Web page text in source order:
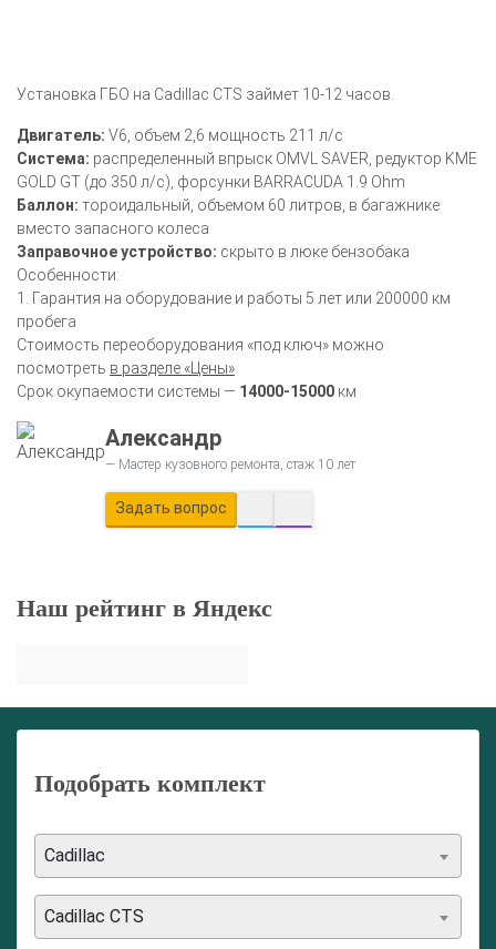
Установка ГБО на Cadillac CTS займет 10-12 часов.
Двигатель: V6, объем 2,6 мощность 211 л/с
Система: распределенный впрыск OMVL SAVER, редуктор KME
GOLD GT (до 350 л/с), форсунки BARRACUDA 1.9 Ohm
Баллон: тороидальный, объемом 60 литров, в багажнике
вместо запасного колеса
Заправочное устройство: скрыто в люке бензобака
Особенности:
1. Гарантия на оборудование и работы 5 лет или 200000 км
пробега
Стоимость переоборудования «под ключ» можно
посмотреть в разделе «Цены»
Срок окупаемости системы — 14000-15000 км
Александр
Мастер кузовного ремонта, стаж 10 лет
Задать вопрос
Наш рейтинг в Яндекс
Подобрать комплект
Cadillac
Cadillac CTS